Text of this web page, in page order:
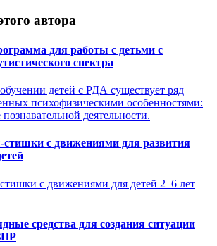
автора
для работы с детьми с
спектра
детей с РДА существует ряд
психофизическими особенностями:
деятельности.
стишки с движениями для развития
с движениями для детей 2–6 лет
средства для создания ситуации